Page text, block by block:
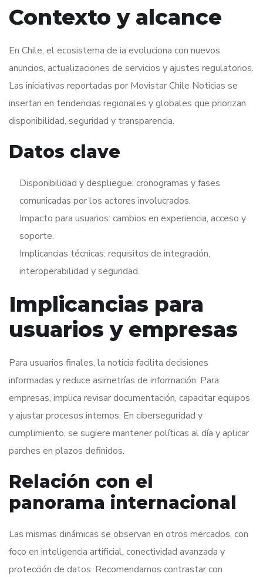
Contexto y alcance
En Chile, el ecosistema de ia evoluciona con nuevos
anuncios, actualizaciones de servicios y ajustes regulatorios.
Las iniciativas reportadas por Movistar Chile Noticias se
insertan en tendencias regionales y globales que priorizan
disponibilidad, seguridad y transparencia.
Datos clave
Disponibilidad y despliegue: cronogramas y fases
comunicadas por los actores involucrados.
Impacto para usuarios: cambios en experiencia, acceso y
soporte.
Implicancias técnicas: requisitos de integración,
interoperabilidad y seguridad.
Implicancias para
usuarios y empresas
Para usuarios finales, la noticia facilita decisiones
informadas y reduce asimetrías de información. Para
empresas, implica revisar documentación, capacitar equipos
y ajustar procesos internos. En ciberseguridad y
cumplimiento, se sugiere mantener políticas al día y aplicar
parches en plazos definidos.
Relación con el
panorama internacional
Las mismas dinámicas se observan en otros mercados, con
foco en inteligencia artificial, conectividad avanzada y
protección de datos. Recomendamos contrastar con